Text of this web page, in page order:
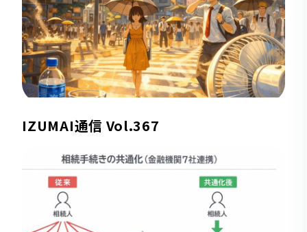
IZUMAI通信 Vol.367